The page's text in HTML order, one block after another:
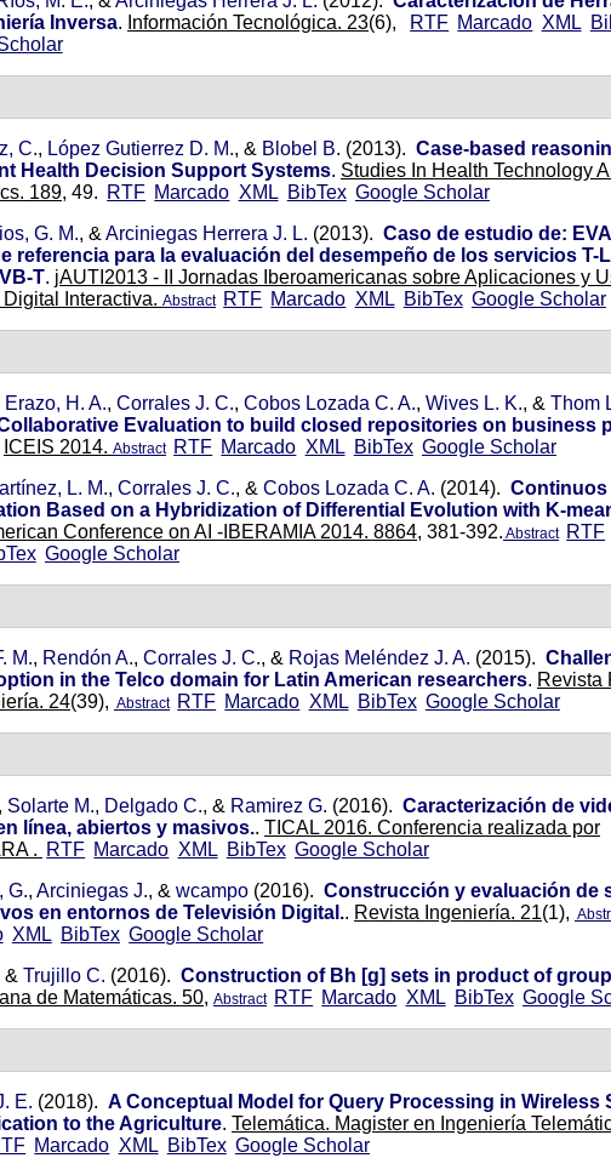
Inversa. Información Tecnológica. 23(6), RTF Marcado XML
C., López Gutierrez D. M., & Blobel B. (2013). Case-based
Health Decision Support Systems. Studies In Health Technology
189, 49. RTF Marcado XML BibTex Google Scholar
G. M., & Arciniegas Herrera J. L. (2013). Caso de estudio de:
referencia para la evaluación del desempeño de los servicios T-
T. jAUTI2013 - II Jornadas Iberoamericanas sobre Aplicaciones y
Interactiva. Abstract RTF Marcado XML BibTex Google Scholar
H. A., Corrales J. C., Cobos Lozada C. A., Wives L. K., & Thom
Evaluation to build closed repositories on business
ICEIS 2014. Abstract RTF Marcado XML BibTex Google Scholar
L. M., Corrales J. C., & Cobos Lozada C. A. (2014). Continuos
Based on a Hybridization of Differential Evolution with K-
Conference on AI -IBERAMIA 2014. 8864, 381-392. Abstract RTF
Google Scholar
M., Rendón A., Corrales J. C., & Rojas Meléndez J. A. (2015).
in the Telco domain for Latin American researchers. Revista
24(39), Abstract RTF Marcado XML BibTex Google Scholar
, Solarte M., Delgado C., & Ramirez G. (2016). Caracterización de
línea, abiertos y masivos.. TICAL 2016. Conferencia realizada por
. RTF Marcado XML BibTex Google Scholar
G., Arciniegas J., & wcampo (2016). Construcción y evaluación de
en entornos de Televisión Digital.. Revista Ingeniería. 21(1),
XML BibTex Google Scholar
& Trujillo C. (2016). Construction of Bh [g] sets in product of
de Matemáticas. 50, Abstract RTF Marcado XML BibTex Google
E. (2018). A Conceptual Model for Query Processing in Wireless
to the Agriculture. Telemática. Magister en Ingeniería
Marcado XML BibTex Google Scholar